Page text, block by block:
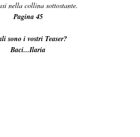
nella collina sottostante.
Pagina 45
sono i vostri Teaser?
Baci...Ilaria